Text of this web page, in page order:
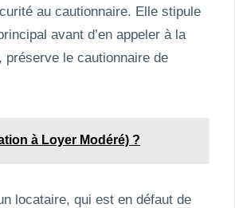
au cautionnaire. Elle stipule
avant d’en appeler à la
le cautionnaire de
à Loyer Modéré) ?
locataire, qui est en défaut de